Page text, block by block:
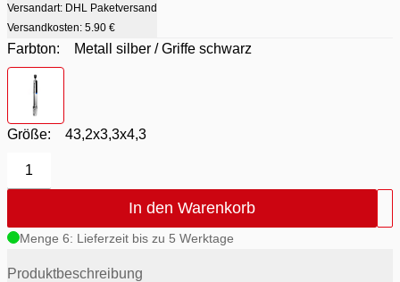
Versandart: DHL Paketversand
Versandkosten: 5.90 €
Farbton:
Metall silber / Griffe schwarz
Farbton
Größe: 43,2x3,3x4,3
1
In den Warenkorb
Menge 6: Lieferzeit bis zu 5 Werktage
Produktbeschreibung